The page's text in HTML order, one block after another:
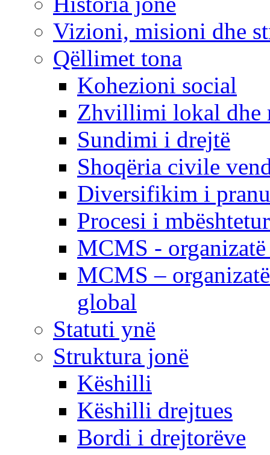
Vizioni, misioni dhe
Qëllimet tona
Kohezioni social
Zhvillimi lokal dhe
Sundimi i drejtë
Shoqëria civile
Diversifikim i
Procesi i
MCMS -
MCMS –
global
Statuti ynë
Struktura jonë
Këshilli
Këshilli drejtues
Bordi i drejtorëve